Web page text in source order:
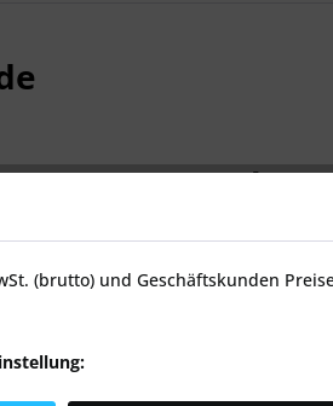
ab
inkl. MwSt.
Anschluss:
(brutto) und Geschäftskunden